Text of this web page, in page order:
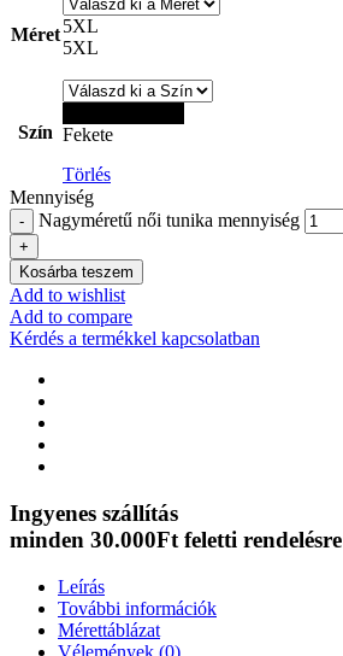
Méret5XL
5XL
Szín Fekete
Törlés
Mennyiség
Nagyméretű női tunika mennyiség
Kosárba teszem
Add to wishlist
Add to compare
Kérdés a termékkel kapcsolatban
Ingyenes szállítás
minden 30.000Ft feletti rendelésre
Leírás
További információk
Mérettáblázat
Vélemények (0)